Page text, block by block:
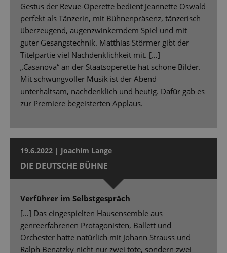
Gestus der Revue-Operette bedient Jeannette Oswald
perfekt als Tänzerin, mit Bühnenpräsenz, tänzerisch
überzeugend, augenzwinkerndem Spiel und mit
guter Gesangstechnik. Matthias Störmer gibt der
Titelpartie viel Nachdenklichkeit mit. […]
„Casanova“ an der Staatsoperette hat schöne Bilder.
Mit schwungvoller Musik ist der Abend
unterhaltsam, nachdenklich und heutig. Dafür gab es
zur Premiere begeisterten Applaus.
19.6.2022 | Joachim Lange
DIE DEUTSCHE BÜHNE
Verführer im Selbstgespräch
[…] Das eingespielten Hausensemble aus
genreerfahrenen Protagonisten, Ballett und
Orchester hatte natürlich mit Johann Strauss und
Ralph Benatzky nicht nur zwei tote, sondern zwei